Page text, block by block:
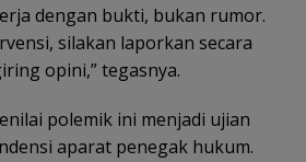
dengan bukti, bukan rumor.
silakan laporkan secara
opini,” tegasnya.
polemik ini menjadi ujian
aparat penegak hukum.